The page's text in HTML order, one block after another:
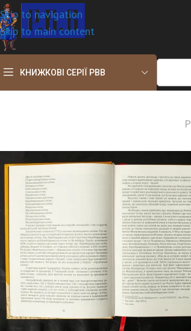
Skip to navigation
Skip to main content
КНИЖКОВІ СЕРІЇ РВВ